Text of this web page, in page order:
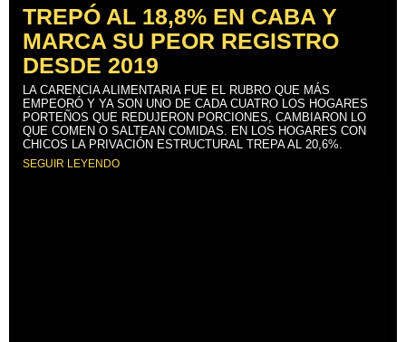
TREPÓ AL 18,8% EN CABA Y
MARCA SU PEOR REGISTRO
DESDE 2019
LA CARENCIA ALIMENTARIA FUE EL RUBRO QUE MÁS
EMPEORÓ Y YA SON UNO DE CADA CUATRO LOS HOGARES
PORTEÑOS QUE REDUJERON PORCIONES, CAMBIARON LO
QUE COMEN O SALTEAN COMIDAS. EN LOS HOGARES CON
CHICOS LA PRIVACIÓN ESTRUCTURAL TREPA AL 20,6%.
SEGUIR LEYENDO